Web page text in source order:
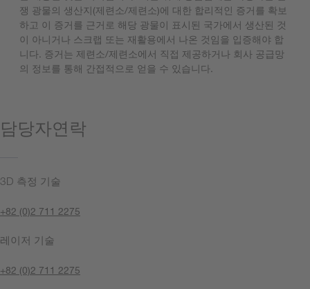
쟁 광물의 생산지(제련소/제련소)에 대한 합리적인 증거를 확보
하고 이 증거를 근거로 해당 광물이 표시된 국가에서 생산된 것
이 아니거나 스크랩 또는 재활용에서 나온 것임을 입증해야 합
니다. 증거는 제련소/제련소에서 직접 제공하거나 회사 공급망
의 정보를 통해 간접적으로 얻을 수 있습니다.
담당자연락
3D 측정 기술
+82 (0)2 711 2275
레이저 기술
+82 (0)2 711 2275